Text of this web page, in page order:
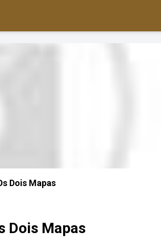
Dois Mapas
Dois Mapas